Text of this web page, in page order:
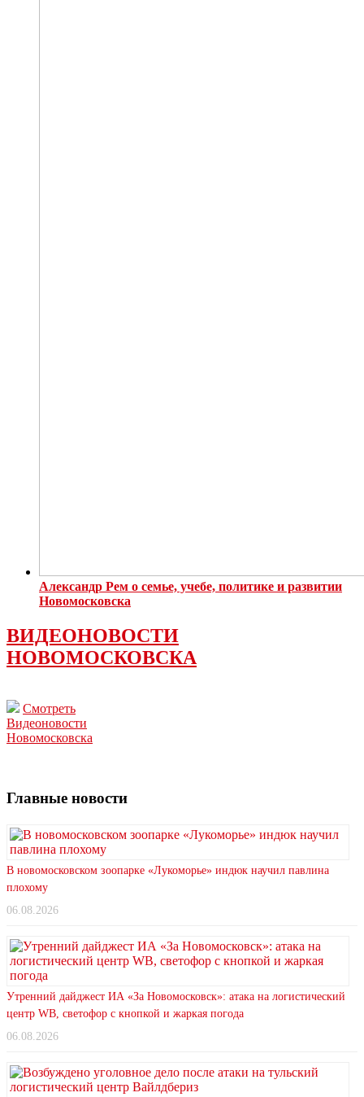
Александр Рем о семье, учебе, политике и развитии
Новомосковска
ВИДЕОНОВОСТИ
НОВОМОСКОВСКА
Смотреть
Видеоновости
Новомосковска
Главные новости
В новомосковском зоопарке «Лукоморье» индюк научил павлина
плохому
06.08.2026
Утренний дайджест ИА «За Новомосковск»: атака на логистический
центр WB, светофор с кнопкой и жаркая погода
06.08.2026